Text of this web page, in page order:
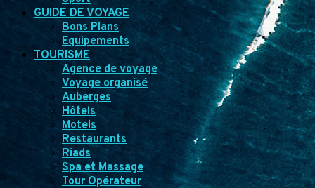
GUIDE DE VOYAGE
Bons Plans
Equipements
TOURISME
Agence de voyage
Voyage organisé
Auberges
Hôtels
Motels
Restaurants
Riads
Spa et Massage
Tour Opérateur